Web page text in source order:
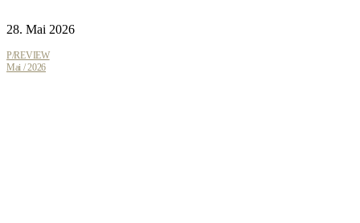
28. Mai 2026
P/REVIEW
Mai / 2026